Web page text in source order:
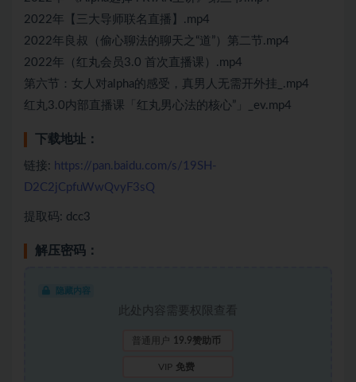
2022年【三大导师联名直播】.mp4
2022年良叔（偷心聊法的聊天之“道”）第二节.mp4
2022年（红丸会员3.0 首次直播课）.mp4
第六节：女人对alpha的感受，真男人无需开外挂_.mp4
红丸3.0内部直播课「红丸男心法的核心”」_ev.mp4
下载地址：
链接: https://pan.baidu.com/s/19SH-
D2C2jCpfuWwQvyF3sQ
提取码: dcc3
解压密码：
隐藏内容
此处内容需要权限查看
普通用户 19.9赞助币
VIP 免费